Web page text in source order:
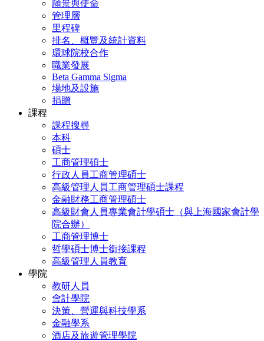
願景與使命
管理層
里程碑
排名、概覽及統計資料
環球院校合作
職業發展
Beta Gamma Sigma
場地及設施
捐贈
課程
課程搜尋
本科
碩士
工商管理碩士
行政人員工商管理碩士
高級管理人員工商管理碩士課程
金融財務工商管理碩士
高級財會人員專業會計學碩士（與上海國家會計學
院合辦）
工商管理博士
哲學碩士博士銜接課程
高級管理人員教育
學院
教研人員
會計學院
決策、營運與科技學系
金融學系
酒店及旅遊管理學院